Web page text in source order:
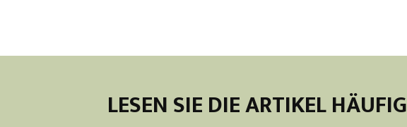
LESEN SIE DIE ARTIKEL HÄUFIG